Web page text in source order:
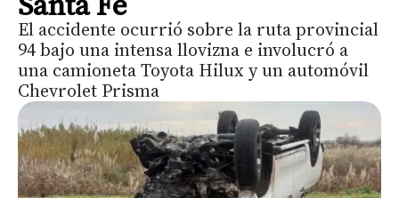
El accidente ocurrió sobre la ruta provincial
94 bajo una intensa llovizna e involucró a
una camioneta Toyota Hilux y un automóvil
Chevrolet Prisma